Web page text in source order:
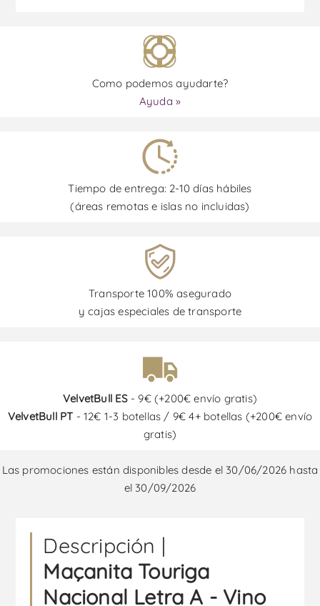
Como podemos ayudarte?
Ayuda »
Tiempo de entrega: 2-10 días hábiles
(áreas remotas e islas no incluidas)
Transporte 100% asegurado
y cajas especiales de transporte
VelvetBull ES- 9€ (+200€ envío gratis)
VelvetBull PT - 12€ 1-3 botellas / 9€ 4+ botellas (+200€ envío
gratis)
Las promociones están disponibles desde el 30/06/2026 hasta
el 30/09/2026
Descripción |
Maçanita Touriga
Nacional Letra A - Vino